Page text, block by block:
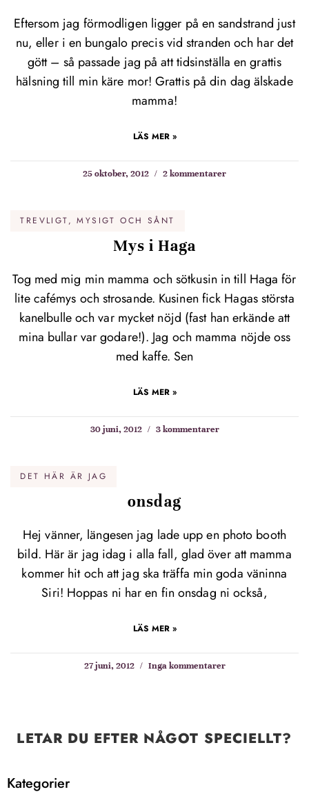
Eftersom jag förmodligen ligger på en sandstrand just
nu, eller i en bungalo precis vid stranden och har det
gött – så passade jag på att tidsinställa en grattis
hälsning till min käre mor! Grattis på din dag älskade
mamma!
LÄS MER »
25 oktober, 2012 2 kommentarer
TREVLIGT, MYSIGT OCH SÅNT
Mys i Haga
Tog med mig min mamma och sötkusin in till Haga för
lite cafémys och strosande. Kusinen fick Hagas största
kanelbulle och var mycket nöjd (fast han erkände att
mina bullar var godare!). Jag och mamma nöjde oss
med kaffe. Sen
LÄS MER »
30 juni, 2012 3 kommentarer
DET HÄR ÄR JAG
onsdag
Hej vänner, längesen jag lade upp en photo booth
bild. Här är jag idag i alla fall, glad över att mamma
kommer hit och att jag ska träffa min goda väninna
Siri! Hoppas ni har en fin onsdag ni också,
LÄS MER »
27 juni, 2012 Inga kommentarer
LETAR DU EFTER NÅGOT SPECIELLT?
Kategorier